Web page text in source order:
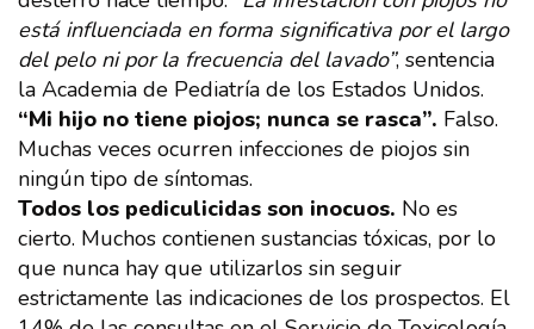
está influenciada en forma significativa por el largo
del pelo ni por la frecuencia del lavado”, sentencia
la Academia de Pediatría de los Estados Unidos.
“Mi hijo no tiene piojos; nunca se rasca”. Falso.
Muchas veces ocurren infecciones de piojos sin
ningún tipo de síntomas.
Todos los pediculicidas son inocuos. No es
cierto. Muchos contienen sustancias tóxicas, por lo
que nunca hay que utilizarlos sin seguir
estrictamente las indicaciones de los prospectos. El